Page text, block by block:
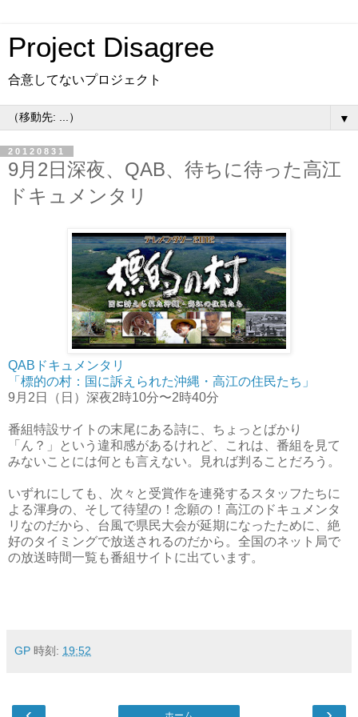
Project Disagree
合意してないプロジェクト
▼
20120831
9月2日深夜、QAB、待ちに待った高江
ドキュメンタリ
QABドキュメンタリ
「標的の村：国に訴えられた沖縄・高江の住民たち」
9月2日（日）深夜2時10分〜2時40分
番組特設サイトの末尾にある詩に、ちょっとばかり
「ん？」という違和感があるけれど、これは、番組を見て
みないことには何とも言えない。見れば判ることだろう。
いずれにしても、次々と受賞作を連発するスタッフたちに
よる渾身の、そして待望の！念願の！高江のドキュメンタ
リなのだから、台風で県民大会が延期になったために、絶
好のタイミングで放送されるのだから。全国のネット局で
の放送時間一覧も番組サイトに出ています。
GP 時刻: 19:52